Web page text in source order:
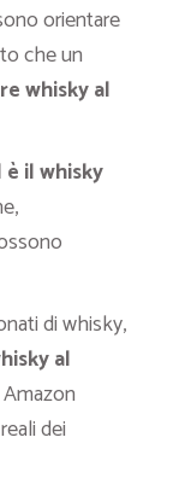
orientare
che un
whisky al
è il whisky
di whisky,
al
dei